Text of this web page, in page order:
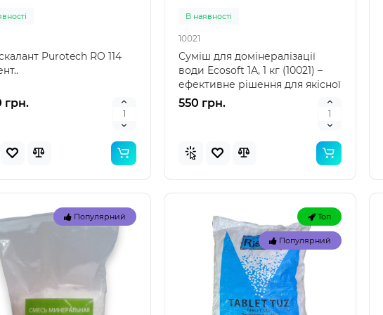
Топ
Популярний
Топ
Популярний
Purotech RO 114
грн.
В наявностi
10021
Суміш для домінералізації
води Ecosoft 1A, 1 кг (10021) –
ефективне рішення для якісної
води Суміш ..
550 грн.
Популярний Топ
Популярний